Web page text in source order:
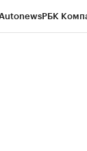
РБК